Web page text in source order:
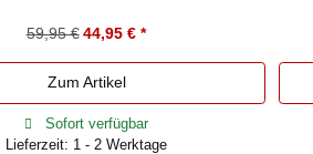
59,95 € 44,95 €*
Zum Artikel
Sofort verfügbar
Lieferzeit: 1 - 2 Werktage